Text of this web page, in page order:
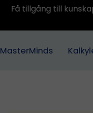
Få tillgång till
MasterMinds